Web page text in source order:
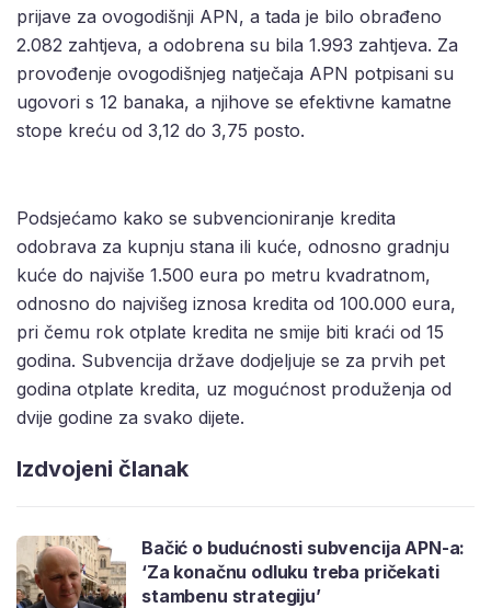
prijave za ovogodišnji APN, a tada je bilo obrađeno
2.082 zahtjeva, a odobrena su bila 1.993 zahtjeva. Za
provođenje ovogodišnjeg natječaja APN potpisani su
ugovori s 12 banaka, a njihove se efektivne kamatne
stope kreću od 3,12 do 3,75 posto.
Podsjećamo kako se subvencioniranje kredita
odobrava za kupnju stana ili kuće, odnosno gradnju
kuće do najviše 1.500 eura po metru kvadratnom,
odnosno do najvišeg iznosa kredita od 100.000 eura,
pri čemu rok otplate kredita ne smije biti kraći od 15
godina. Subvencija države dodjeljuje se za prvih pet
godina otplate kredita, uz mogućnost produženja od
dvije godine za svako dijete.
Izdvojeni članak
Bačić o budućnosti subvencija APN-a:
‘Za konačnu odluku treba pričekati
stambenu strategiju’